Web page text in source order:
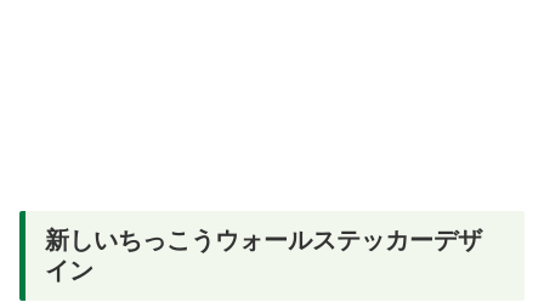
新しいちっこうウォールステッカーデザ
イン